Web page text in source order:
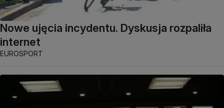
Nowe ujęcia incydentu. Dyskusja rozpaliła
internet
EUROSPORT